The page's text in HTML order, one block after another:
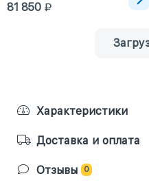
81 850
Характеристики
Доставка и оплата
Отзывы 0